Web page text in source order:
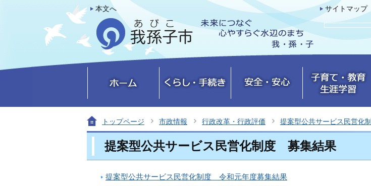
本文へ サイトマップ
トップページ 市政情報 行政改革・行政評価 提案型公共サービス民営化
提案型公共サービス民営化制度 募集結果
提案型公共サービス民営化制度 令和元年度募集結果